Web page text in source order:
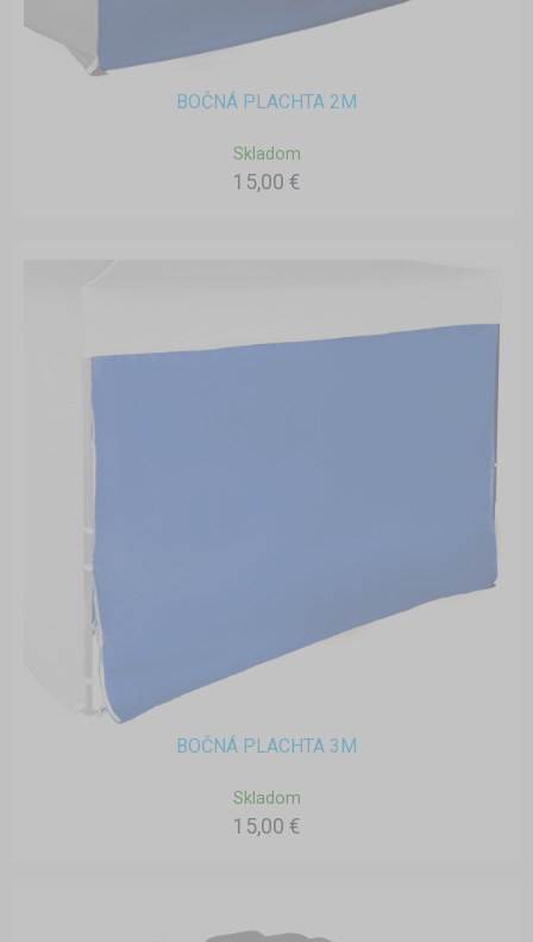
BOČNÁ PLACHTA 2M
Skladom
15,00 €
BOČNÁ PLACHTA 3M
Skladom
15,00 €